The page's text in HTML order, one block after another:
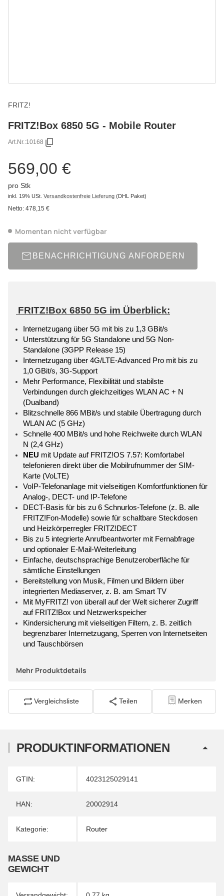
FRITZ!
FRITZ!Box 6850 5G - Mobile Router
Art.Nr.:10168
569,00 €
pro Stk
inkl. 19% USt. Versandkostenfreie Lieferung (DHL Paket)
Netto: 478,15 €
Momentan nicht verfügbar
BENACHRICHTIGUNG ANFORDERN
FRITZ!Box 6850 5G im Überblick:
Internetzugang über 5G mit bis zu 1,3 GBit/s
Unterstützung für 5G Standalone und 5G Non-
Standalone (3GPP Release 15)
Internetzugang über 4G/LTE-Advanced Pro mit bis zu
1,0 GBit/s, 3G-Support
Mehr Performance, Flexibilität und stabilste
Verbindungen durch gleichzeitiges WLAN AC + N
(Dualband)
Blitzschnelle 866 MBit/s und stabile Übertragung durch
WLAN AC (5 GHz)
Schnelle 400 MBit/s und hohe Reichweite durch WLAN
N (2,4 GHz)
NEU mit Update auf FRITZ!OS 7.57: Komfortabel
telefonieren direkt über die Mobilrufnummer der SIM-
Karte (VoLTE)
VoIP-Telefonanlage mit vielseitigen Komfortfunktionen für
Analog-, DECT- und IP-Telefone
DECT-Basis für bis zu 6 Schnurlos-Telefone (z. B. alle
FRITZ!Fon-Modelle) sowie für schaltbare Steckdosen
und Heizkörperregler FRITZ!DECT
Bis zu 5 integrierte Anrufbeantworter mit Fernabfrage
und optionaler E-Mail-Weiterleitung
Einfache, deutschsprachige Benutzeroberfläche für
sämtliche Einstellungen
Bereitstellung von Musik, Filmen und Bildern über
integrierten Mediaserver, z. B. am Smart TV
Mit MyFRITZ! von überall auf der Welt sicherer Zugriff
auf FRITZ!Box und Netzwerkspeicher
Kindersicherung mit vielseitigen Filtern, z. B. zeitlich
begrenzbarer Internetzugang, Sperren von Internetseiten
und Tauschbörsen
Mehr Produktdetails
Vergleichsliste Teilen Merken
PRODUKTINFORMATIONEN
Produkteigenschaft
Wert
GTIN: 4023125029141
HAN: 20002914
Kategorie: Router
MASSE UND G
EWICHT